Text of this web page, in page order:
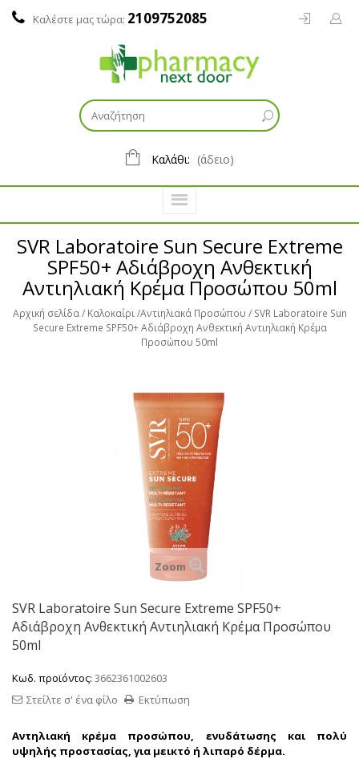
Καλέστε μας τώρα: 2109752085
Καλάθι: (άδειο)
SVR Laboratoire Sun Secure Extreme
SPF50+ Αδιάβροχη Ανθεκτική
Αντιηλιακή Κρέμα Προσώπου 50ml
Αρχική σελίδα Καλοκαίρι Αντιηλιακά Προσώπου
SVR Laboratoire Sun
Secure Extreme SPF50+ Αδιάβροχη Ανθεκτική Αντιηλιακή Κρέμα
Προσώπου 50ml
Zoom
SVR Laboratoire Sun Secure Extreme SPF50+
Αδιάβροχη Ανθεκτική Αντιηλιακή Κρέμα Προσώπου
50ml
Κωδ. προϊόντος: 3662361002603
Εκτύπωση
Στείλτε σ' ένα φίλο
Αντηλιακή κρέμα προσώπου, ενυδάτωσης και πολύ
υψηλής προστασίας, για μεικτό ή λιπαρό δέρμα.